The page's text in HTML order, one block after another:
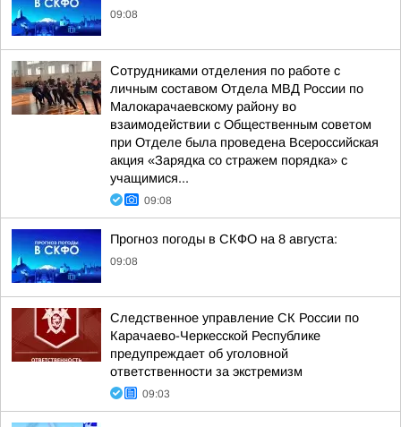
09:08
Сотрудниками отделения по работе с
личным составом Отдела МВД России по
Малокарачаевскому району во
взаимодействии с Общественным советом
при Отделе была проведена Всероссийская
акция «Зарядка со стражем порядка» с
учащимися...
09:08
Прогноз погоды в СКФО на 8 августа:
09:08
Следственное управление СК России по
Карачаево-Черкесской Республике
предупреждает об уголовной
ответственности за экстремизм
09:03